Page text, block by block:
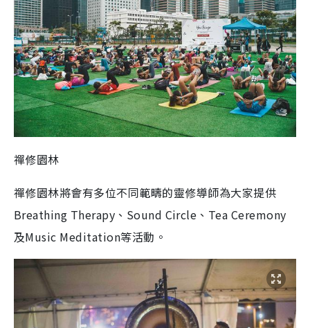
禪修園林
禪修園林將會有多位不同範疇的靈修導師為大家提供
Breathing Therapy、Sound Circle、Tea Ceremony
及Music Meditation等活動。